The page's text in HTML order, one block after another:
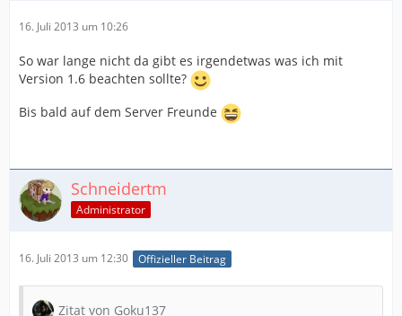
16. Juli 2013 um 10:26
So war lange nicht da gibt es irgendetwas was ich mit
Version 1.6 beachten sollte?
Bis bald auf dem Server Freunde
Schneidertm
Administrator
16. Juli 2013 um 12:30 Offizieller Beitrag
Zitat von Goku137